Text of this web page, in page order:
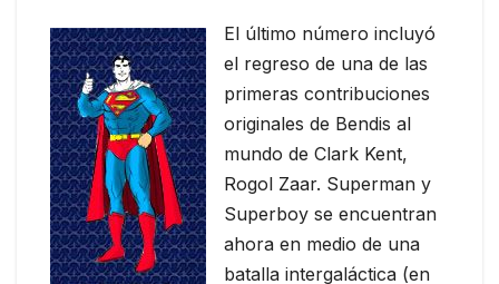
El último número incluyó
el regreso de una de las
primeras contribuciones
originales de Bendis al
mundo de Clark Kent,
Rogol Zaar. Superman y
Superboy se encuentran
ahora en medio de una
batalla intergaláctica (en